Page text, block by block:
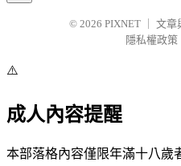
© 2026 PIXNET
文章
隱私權政策
⚠️
成人內容提醒
本部落格內容僅限年滿十八歲